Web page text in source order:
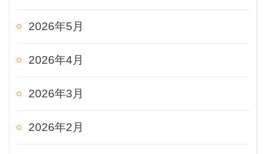
2026年5月
2026年4月
2026年3月
2026年2月